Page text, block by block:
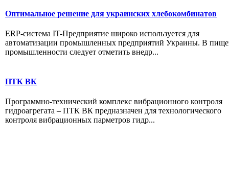
Оптимальное решение для украинских хлебокомбинатов
ERP-система IT-Предприятие широко используется для
автоматизации промышленных предприятий Украины. В
промышленности следует отметить внедр...
ПТК ВК
Программно-технический комплекс вибрационного контроля
гидроагрегата – ПТК ВК предназначен для технологического
контроля вибрационных парметров гидр...